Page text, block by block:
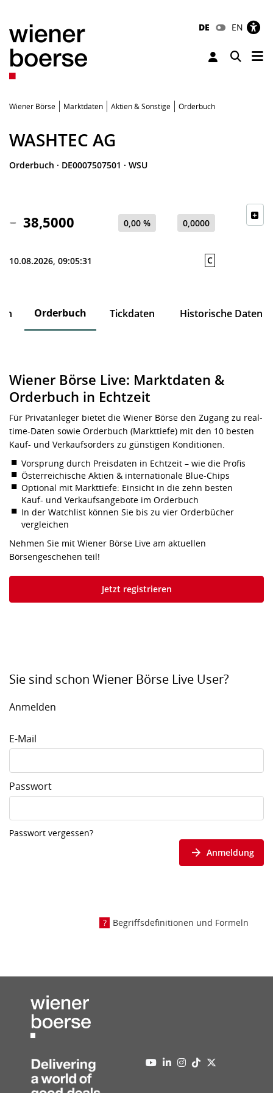
DE EN
Toggle
Wiener Börse Marktdaten Aktien & Sonstige Orderbuch
WASHTEC AG
Orderbuch · DE0007507501 · WSU
38,5000 0,00 % 0,0000
10.08.2026, 09:05:31 C
Orderbuch Tickdaten Historische Daten
Wiener Börse Live: Marktdaten &
Orderbuch in Echtzeit
Für Privatanleger bietet die Wiener Börse den Zugang zu real-
time-Daten sowie Orderbuch (Markttiefe) mit den 10 besten
Kauf- und Verkaufsorders zu günstigen Konditionen.
Vorsprung durch Preisdaten in Echtzeit – wie die Profis
Österreichische Aktien & internationale Blue-Chips
Optional mit Markttiefe: Einsicht in die zehn besten
Kauf- und Verkaufsangebote im Orderbuch
In der Watchlist können Sie bis zu vier Orderbücher
vergleichen
Nehmen Sie mit Wiener Börse Live am aktuellen
Börsengeschehen teil!
Jetzt registrieren
Sie sind schon Wiener Börse Live User?
Anmelden
E-Mail
Passwort
Passwort vergessen?
Anmeldung
Begriffsdefinitionen und Formeln